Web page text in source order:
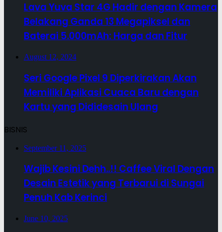
Lava Yuva Star 4G Hadir dengan Kamera
Belakang Ganda 13 Megapiksel dan
Baterai 5.000mAh: Harga dan Fitur
August 12, 2024
Seri Google Pixel 9 Diperkirakan Akan
Memiliki Aplikasi Cuaca Baru dengan
Kartu yang Dididesain Ulang
BISNIS
September 11, 2025
Wajib Kesini Dehh..!! Caffee Viral Dengan
Desain Estetik yang Terbarui di Sungai
Penuh Kab Kerinci
June 10, 2025